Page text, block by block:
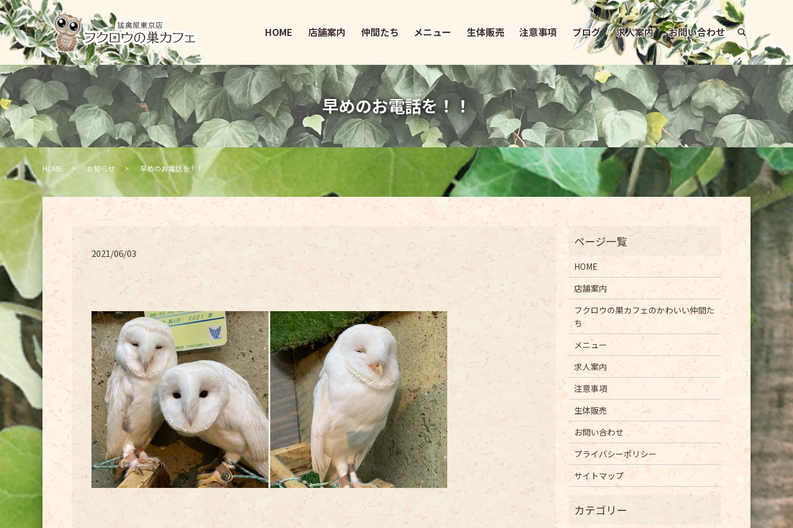
HOME 店舗案内 仲間たち メニュー 生体販売 注意事項 ブログ 求人案内 お問い合わせ
早めのお電話を！！
HOME お知らせ 早めのお電話を！！
2021/06/03
HOME
店舗案内
フクロウの巣カフェのかわいい仲間た
ち
メニュー
求人案内
注意事項
生体販売
お問い合わせ
プライバシーポリシー
サイトマップ